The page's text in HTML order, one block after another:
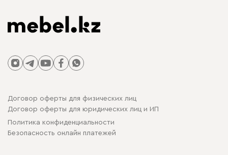
Договор оферты для физических лиц
Договор оферты для юридических лиц и ИП
Политика конфиденциальности
Безопасность онлайн платежей